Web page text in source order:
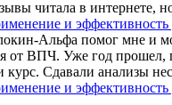
читала в интернете,
и
Альфа помог мне и
от ВПЧ. Уже год прошел,
курс. Сдавали анализы
и